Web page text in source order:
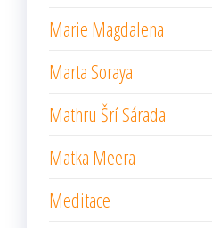
Marie Magdalena
Marta Soraya
Mathru Šrí Sárada
Matka Meera
Meditace